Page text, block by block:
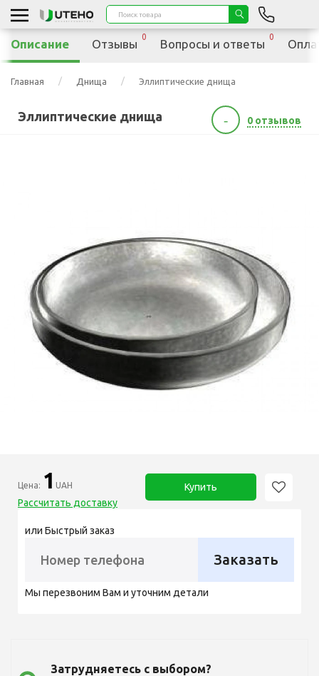
Главная Днища Эллиптические днища
Эллиптические днища - 0 отзывов
Цена: 1 UAH
Рассчитать доставку
Купить
или Быстрый заказ
Заказать
Мы перезвоним Вам и уточним детали
Затрудняетесь с выбором?
Описание Отзывы
0
Вопросы и ответы
0